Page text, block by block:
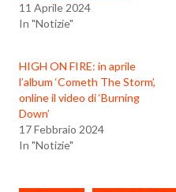
11 Aprile 2024
In "Notizie"
HIGH ON FIRE: in aprile
l’album ‘Cometh The Storm’,
online il video di ‘Burning
Down’
17 Febbraio 2024
In "Notizie"